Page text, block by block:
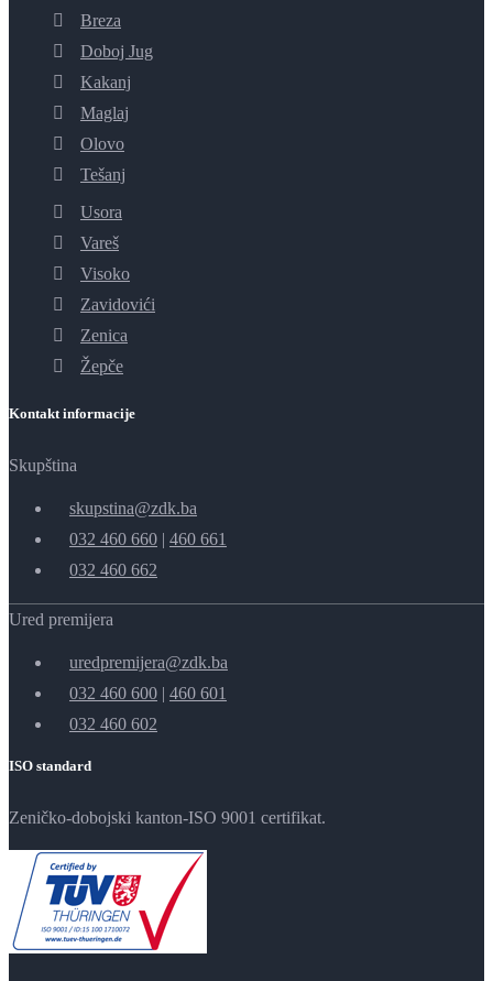
Breza
Doboj Jug
Kakanj
Maglaj
Olovo
Tešanj
Usora
Vareš
Visoko
Zavidovići
Zenica
Žepče
Kontakt informacije
Skupština
skupstina@zdk.ba
032 460 660 | 460 661
032 460 662
Ured premijera
uredpremijera@zdk.ba
032 460 600 | 460 601
032 460 602
ISO standard
Zeničko-dobojski kanton-ISO 9001 certifikat.